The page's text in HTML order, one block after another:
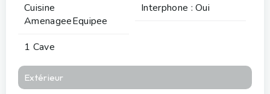
Cuisine
AmenageeEquipee
Interphone : Oui
1 Cave
Extérieur